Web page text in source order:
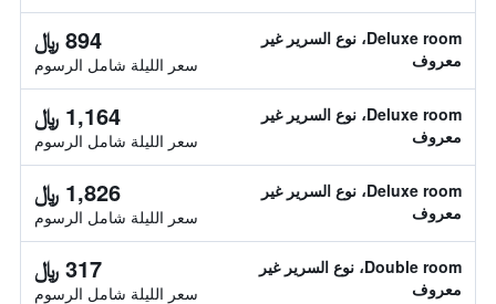
Deluxe room، نوع السرير غير
معروف
894 ﷼
سعر الليلة شامل الرسوم
Deluxe room، نوع السرير غير
معروف
1,164 ﷼
سعر الليلة شامل الرسوم
Deluxe room، نوع السرير غير
معروف
1,826 ﷼
سعر الليلة شامل الرسوم
Double room، نوع السرير غير
معروف
317 ﷼
سعر الليلة شامل الرسوم